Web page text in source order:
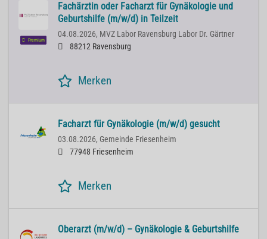
Premium
Fachärztin oder Facharzt für Gynäkologie und
Geburtshilfe (m/w/d) in Teilzeit
04.08.2026, MVZ Labor Ravensburg Labor Dr. Gärtner
88212 Ravensburg
Merken
Facharzt für Gynäkologie (m/w/d) gesucht
03.08.2026, Gemeinde Friesenheim
77948 Friesenheim
Merken
Oberarzt (m/w/d) – Gynäkologie & Geburtshilfe